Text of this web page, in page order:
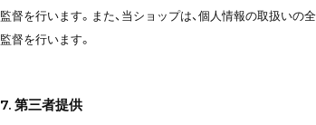
監督を行います。また、当ショップは、個人情報の取扱い
監督を行います。
7. 第三者提供